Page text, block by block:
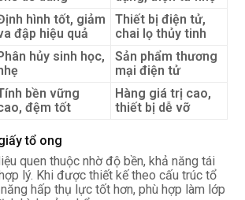
hình tốt, giảm
đập hiệu quả
Thiết bị điện tử,
chai lọ thủy tinh
hủy sinh học,
Sản phẩm thương
mại điện tử
bền vững
đệm tốt
Hàng giá trị cao,
thiết bị dễ vỡ
tổ ong
quen thuộc nhờ độ bền, khả năng tái
lý. Khi được thiết kế theo cấu trúc tổ
hấp thụ lực tốt hơn, phù hợp làm lớp